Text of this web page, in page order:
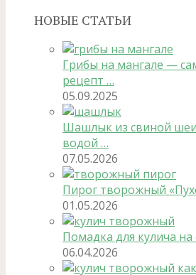
НОВЫЕ СТАТЬИ
Грибы на мангале —
рецепт …
05.09.2025
Шашлык из свиной
водой …
07.05.2026
Пирог творожный
01.05.2026
Помадка для кулича на
06.04.2026